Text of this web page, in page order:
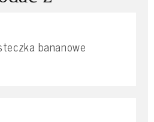
bananowe